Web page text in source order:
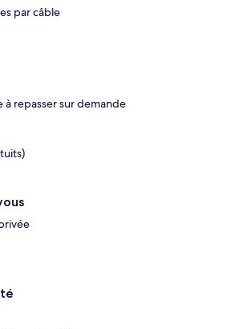
par câble
à repasser sur demande